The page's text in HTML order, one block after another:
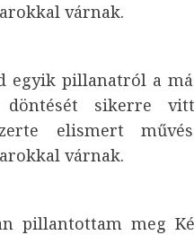
várnak.
egyik pillanatról a
sikerre
elismert
várnak.
pillantottam meg